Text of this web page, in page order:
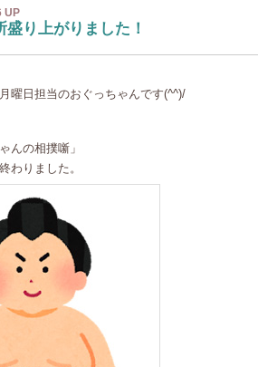
UP
盛り上がりました！
曜日担当のおぐっちゃんです(^^)/
んの相撲噺」
わりました。